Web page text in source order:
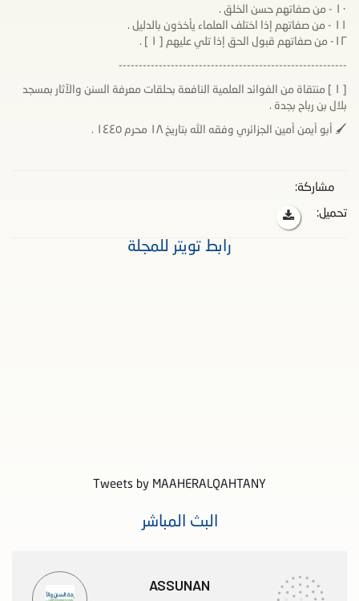
١٠ - من صفاتهم حسن الخلق .
---------------------------------------------------------
[ ١ ] منتقاة من الفوائد العلمية النافعة بحلقات معرفة السنن والآثار بمسجد
بلال بن رباح بجدة .
🖌 أبو أيمن أمين الجزائري وفقه الله بتاريخ ١٨ محرم ١٤٤٥ .
مشاركة:
تحميل:
رابط تويتر للمجلة
Tweets by MAAHERALQAHTANY
البث المباشر